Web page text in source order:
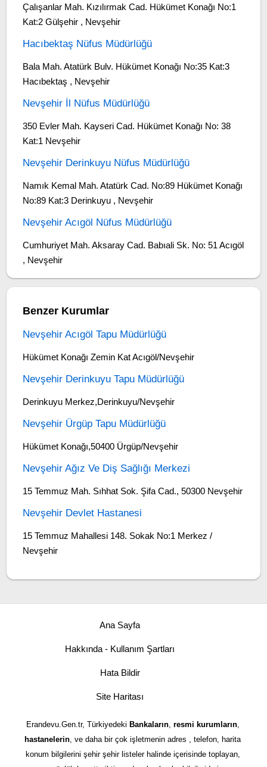
Çalışanlar Mah. Kızılırmak Cad. Hükümet Konağı No:1
Kat:2 Gülşehir , Nevşehir
Hacıbektaş Nüfus Müdürlüğü
Bala Mah. Atatürk Bulv. Hükümet Konağı No:35 Kat:3
Hacıbektaş , Nevşehir
Nevşehir İl Nüfus Müdürlüğü
350 Evler Mah. Kayseri Cad. Hükümet Konağı No: 38
Kat:1 Nevşehir
Nevşehir Derinkuyu Nüfus Müdürlüğü
Namık Kemal Mah. Atatürk Cad. No:89 Hükümet Konağı
No:89 Kat:3 Derinkuyu , Nevşehir
Nevşehir Acıgöl Nüfus Müdürlüğü
Cumhuriyet Mah. Aksaray Cad. Babıali Sk. No: 51 Acıgöl
, Nevşehir
Benzer Kurumlar
Nevşehir Acıgöl Tapu Müdürlüğü
Hükümet Konağı Zemin Kat Acıgöl/Nevşehir
Nevşehir Derinkuyu Tapu Müdürlüğü
Derinkuyu Merkez,Derinkuyu/Nevşehir
Nevşehir Ürgüp Tapu Müdürlüğü
Hükümet Konağı,50400 Ürgüp/Nevşehir
Nevşehir Ağız Ve Diş Sağlığı Merkezi
15 Temmuz Mah. Sıhhat Sok. Şifa Cad., 50300 Nevşehir
Nevşehir Devlet Hastanesi
15 Temmuz Mahallesi 148. Sokak No:1 Merkez /
Nevşehir
Ana Sayfa
Hakkında - Kullanım Şartları
Hata Bildir
Site Haritası
Erandevu.Gen.tr, Türkiyedeki Bankaların, resmi kurumların,
hastanelerin, ve daha bir çok işletmenin adres , telefon, harita
konum bilgilerini şehir şehir listeler halinde içerisinde toplayan,